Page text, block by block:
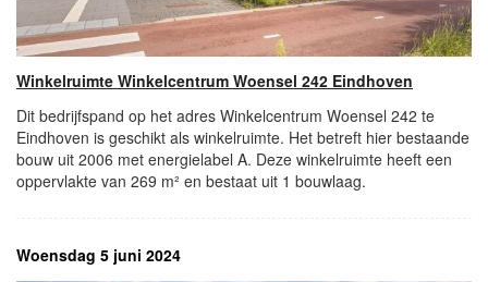
Winkelruimte Winkelcentrum Woensel 242 Eindhoven
Dit bedrijfspand op het adres Winkelcentrum Woensel 242 te
Eindhoven is geschikt als winkelruimte. Het betreft hier bestaande
bouw uit 2006 met energielabel A. Deze winkelruimte heeft een
oppervlakte van 269 m² en bestaat uit 1 bouwlaag.
Woensdag 5 juni 2024